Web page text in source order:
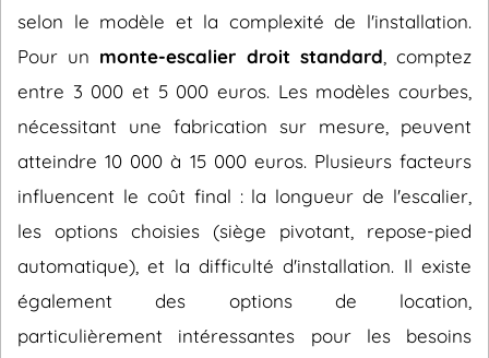
selon le modèle et la complexité de l'installation.
Pour un monte-escalier droit standard , comptez
entre 3 000 et 5 000 euros. Les modèles courbes,
nécessitant une fabrication sur mesure, peuvent
atteindre 10 000 à 15 000 euros. Plusieurs facteurs
influencent le coût final : la longueur de l'escalier,
les options choisies (siège pivotant, repose-pied
automatique), et la difficulté d'installation. Il existe
également des options de location,
particulièrement intéressantes pour les besoins